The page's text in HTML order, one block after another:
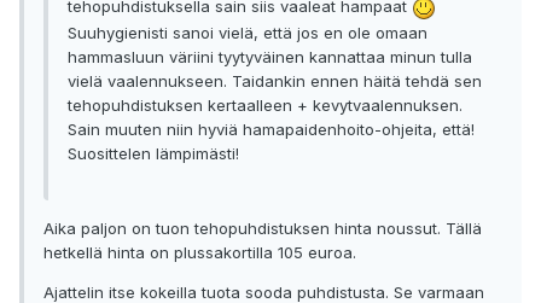
tehopuhdistuksella sain siis vaaleat hampaat
Suuhygienisti sanoi vielä, että jos en ole omaan
hammasluun väriini tyytyväinen kannattaa minun tulla
vielä vaalennukseen. Taidankin ennen häitä tehdä sen
tehopuhdistuksen kertaalleen + kevytvaalennuksen.
Sain muuten niin hyviä hamapaidenhoito-ohjeita, että!
Suosittelen lämpimästi!
Aika paljon on tuon tehopuhdistuksen hinta noussut. Tällä
hetkellä hinta on plussakortilla 105 euroa.
Ajattelin itse kokeilla tuota sooda puhdistusta. Se varmaan